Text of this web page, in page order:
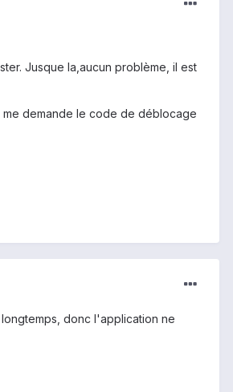
Jusque la,aucun problème, il est
me demande le code de déblocage
donc l'application ne